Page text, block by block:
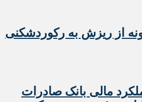
از ریزش به رکوردشکنی
مالی بانک صادرات